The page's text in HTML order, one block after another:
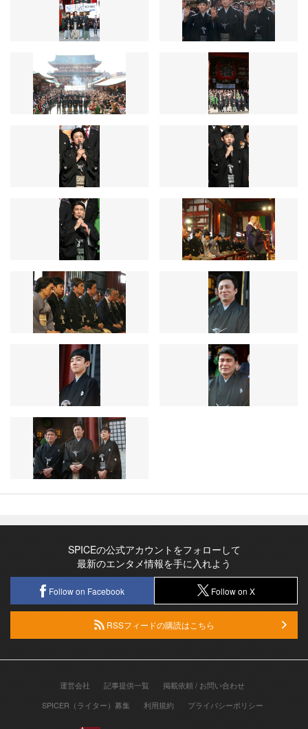
SPICEの公式アカウントをフォローして
最新のエンタメ情報を手に入れよう
Follow on Facebook Follow on X
RSSフィードの購読はこちら
運営会社 記事提供一覧
掲載依頼 / お問い合わせ
SPICER（ライター）募集
利用規約 プライバシーポリシー